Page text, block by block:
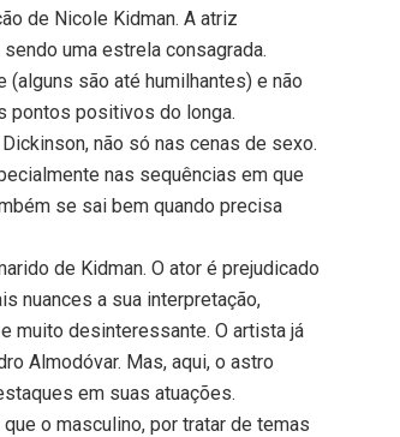
de Nicole Kidman. A atriz
uma estrela consagrada.
são até humilhantes) e não
pontos positivos do longa.
não só nas cenas de sexo.
nas sequências em que
se sai bem quando precisa
de Kidman. O ator é prejudicado
nuances a sua interpretação,
muito desinteressante. O artista já
Almodóvar. Mas, aqui, o astro
em suas atuações.
o masculino, por tratar de temas